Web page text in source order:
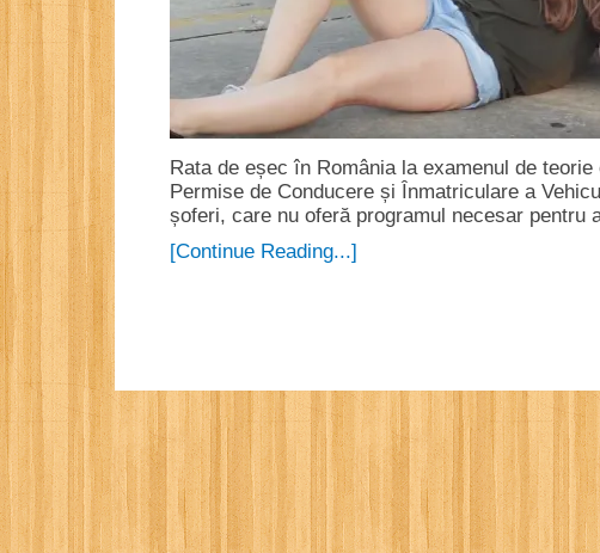
Rata de eșec în România la examenul de
Permise de Conducere și Înmatriculare a
șoferi, care nu oferă programul necesar
[Continue Reading...]